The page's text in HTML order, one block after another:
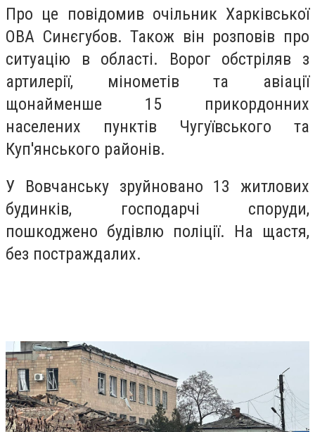
Про це повідомив очільник Харківської
ОВА Синєгубов. Також він розповів про
ситуацію в області. Ворог обстріляв з
артилерії, мінометів та авіації
щонайменше 15 прикордонних
населених пунктів Чугуївського та
Куп'янського районів.
У Вовчанську зруйновано 13 житлових
будинків, господарчі споруди,
пошкоджено будівлю поліції. На щастя,
без постраждалих.